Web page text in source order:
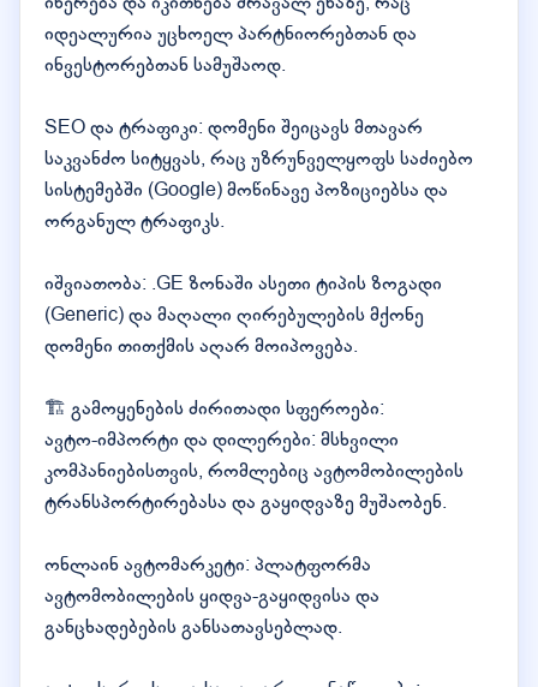
იდეალურია უცხოელ პარტნიორებთან და
ინვესტორებთან სამუშაოდ.
SEO და ტრაფიკი: დომენი შეიცავს მთავარ
საკვანძო სიტყვას, რაც უზრუნველყოფს საძიებო
სისტემებში (Google) მოწინავე პოზიციებსა და
ორგანულ ტრაფიკს.
იშვიათობა: .GE ზონაში ასეთი ტიპის ზოგადი
(Generic) და მაღალი ღირებულების მქონე
დომენი თითქმის აღარ მოიპოვება.
🏗️ გამოყენების ძირითადი სფეროები:
ავტო-იმპორტი და დილერები: მსხვილი
კომპანიებისთვის, რომლებიც ავტომობილების
ტრანსპორტირებასა და გაყიდვაზე მუშაობენ.
ონლაინ ავტომარკეტი: პლატფორმა
ავტომობილების ყიდვა-გაყიდვისა და
განცხადებების განსათავსებლად.